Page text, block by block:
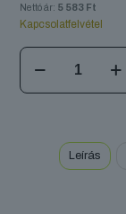
Nettó ár: 5 583 Ft
Kapcsolatfelvétel
DT
Hook
Clamp
Leírás